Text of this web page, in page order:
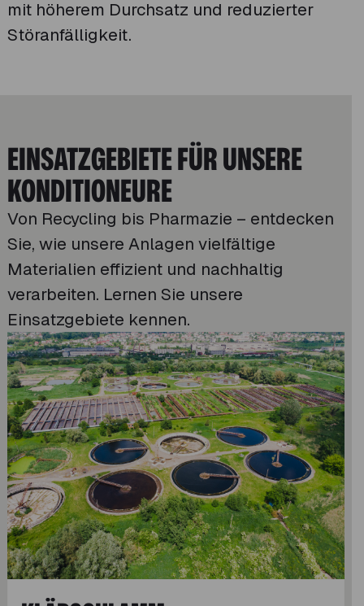
mit höherem Durchsatz und reduzierter
Störanfälligkeit.
EINSATZGEBIETE FÜR UNSERE
KONDITIONEURE
Von Recycling bis Pharmazie – entdecken
Sie, wie unsere Anlagen vielfältige
Materialien effizient und nachhaltig
verarbeiten. Lernen Sie unsere
Einsatzgebiete kennen.